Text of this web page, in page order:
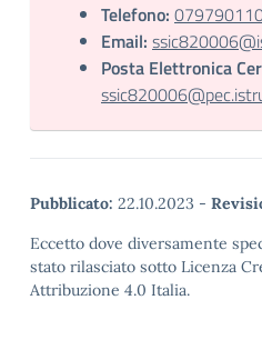
Telefono:
Email:
Posta Elettronica
Pubblicato: 22.10.2023 -
Eccetto dove diversamente
stato rilasciato sotto Licenza
Attribuzione 4.0 Italia.